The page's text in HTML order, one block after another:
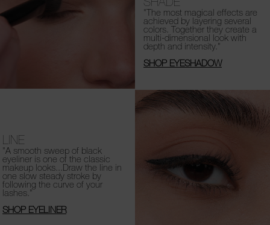
"The most magical effects are
achieved by layering several
colors. Together they create a
multi-dimensional look with
depth and intensity."
SHOP EYESHADOW
LINE
"A smooth sweep of black
eyeliner is one of the classic
makeup looks...Draw the line in
one slow steady stroke by
following the curve of your
lashes."
SHOP EYELINER